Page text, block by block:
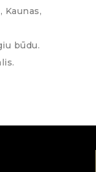
Kaunas,
būdu.